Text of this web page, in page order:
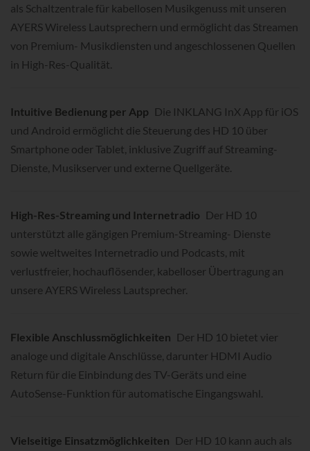
als Schaltzentrale für kabellosen Musikgenuss mit unseren
AYERS Wireless Lautsprechern und ermöglicht das Streamen
von Premium- Musikdiensten und angeschlossenen Quellen
in High-Res-Qualität.
Intuitive Bedienung per App Die INKLANG InX App für iOS
und Android ermöglicht die Steuerung des HD 10 über
Smartphone oder Tablet, inklusive Zugriff auf Streaming-
Dienste, Musikserver und externe Quellgeräte.
High-Res-Streaming und Internetradio Der HD 10
unterstützt alle gängigen Premium-Streaming- Dienste
sowie weltweites Internetradio und Podcasts, mit
verlustfreier, hochauflösender, kabelloser Übertragung an
unsere AYERS Wireless Lautsprecher.
Flexible Anschlussmöglichkeiten Der HD 10 bietet vier
analoge und digitale Anschlüsse, darunter HDMI Audio
Return für die Einbindung des TV-Geräts und eine
AutoSense-Funktion für automatische Eingangswahl.
Vielseitige Einsatzmöglichkeiten Der HD 10 kann auch als